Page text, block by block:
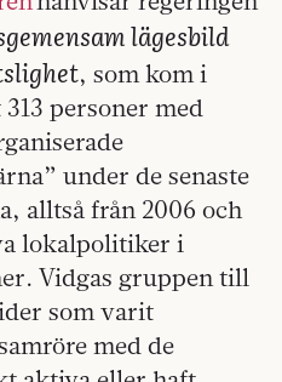
lägesbild
, som kom i
personer med
under de senaste
alltså från 2006 och
lokalpolitiker i
Vidgas gruppen till
som varit
med de